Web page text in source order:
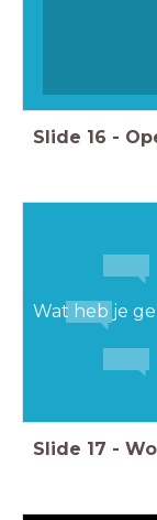
Slide 16 -
Wat heb je
Slide 17 -